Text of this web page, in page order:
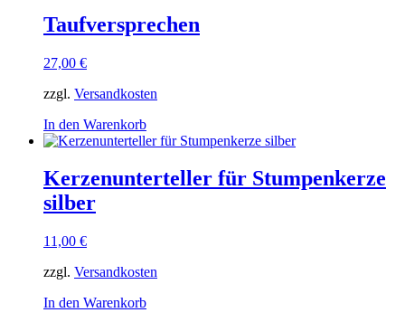
Taufversprechen
27,00 €
zzgl. Versandkosten
In den Warenkorb
Kerzenunterteller für Stumpenkerze
silber
11,00 €
zzgl. Versandkosten
In den Warenkorb